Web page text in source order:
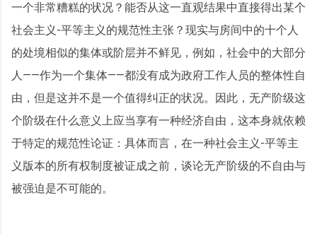
一个非常糟糕的状况？能否从这一直观结果中直接得出某个
社会主义-平等主义的规范性主张？现实与房间中的十个人
的处境相似的集体或阶层并不鲜见，例如，社会中的大部分
人——作为一个集体——都没有成为政府工作人员的整体性自
由，但是这并不是一个值得纠正的状况。因此，无产阶级这
个阶级在什么意义上应当享有一种经济自由，这本身就依赖
于特定的规范性论证：具体而言，在一种社会主义-平等主
义版本的所有权制度被证成之前，谈论无产阶级的不自由与
被强迫是不可能的。